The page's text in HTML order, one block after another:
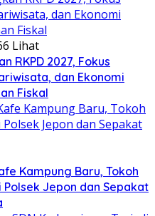
Lihat
RKPD 2027, Fokus
dan Ekonomi
Fiskal
Kampung Baru, Tokoh
Polsek Jepon dan Sepakat